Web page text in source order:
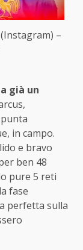
–
già un
in campo.
e bravo
ben 48
pure 5 reti
fase
perfetta sulla